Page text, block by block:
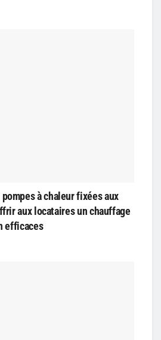
à chaleur fixées aux
aux locataires un chauffage
efficaces